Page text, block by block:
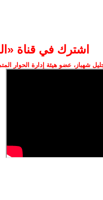
اشترك في قناة
شهباز، عضو هيئة إدارة الحوار